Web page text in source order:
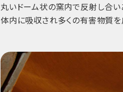
丸いドーム状の窯内で反射し合い
体内に吸収され多くの有害物質